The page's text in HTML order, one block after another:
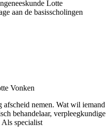
Lotte
aan de basisscholingen
Vonken
afscheid nemen. Wat wil iemand
behandelaar, verpleegkundige
Als specialist